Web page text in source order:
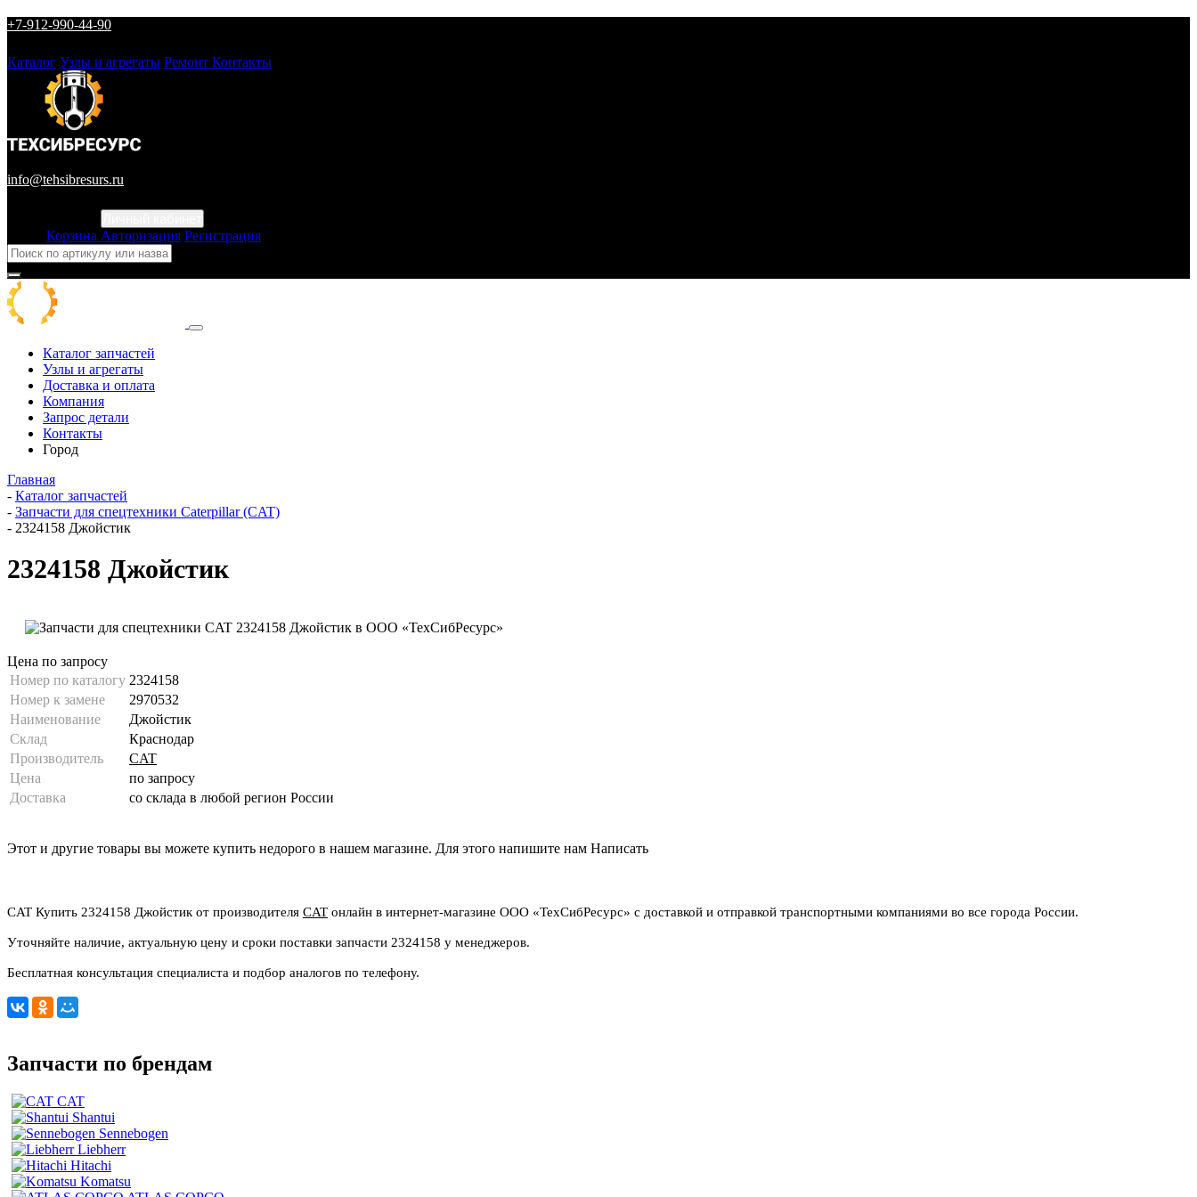
+7-912-990-44-90
Каталог Узлы и агрегаты Ремонт Контакты
info@tehsibresurs.ru
Корзина Авторизация Регистрация
Каталог запчастей
Узлы и агрегаты
Доставка и оплата
Компания
Запрос детали
Контакты
Город
Главная
- Каталог запчастей
- Запчасти для спецтехники Caterpillar (CAT)
- 2324158 Джойстик
2324158 Джойстик
Цена по запросу
Номер по каталогу 2324158
Номер к замене
2970532
Наименование
Джойстик
Склад
Краснодар
Производитель
CAT
Цена
по запросу
Доставка
со склада в любой регион России
Этот и другие товары вы можете купить недорого в нашем магазине. Для этого напишите нам Написать
CAT Купить 2324158 Джойстик от производителя CAT онлайн в интернет-магазине ООО «ТехСибРесурс» с доставкой и отправкой транспортными компаниями во все города России.
Уточняйте наличие, актуальную цену и сроки поставки запчасти 2324158 у менеджеров.
Бесплатная консультация специалиста и подбор аналогов по телефону.
Запчасти по брендам
CAT
Shantui
Sennebogen
Liebherr
Hitachi
Komatsu